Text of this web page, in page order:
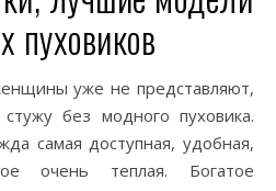
пуховиков
без модного пуховика.
самая доступная, удобная,
очень теплая. Богатое